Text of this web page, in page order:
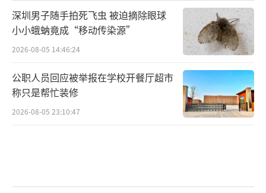
深圳男子随手拍死飞虫 被迫摘除眼球
小小蛾蚋竟成“移动传染源”
2026-08-05 14:46:24
公职人员回应被举报在学校开餐厅超市
称只是帮忙装修
2026-08-05 23:10:47